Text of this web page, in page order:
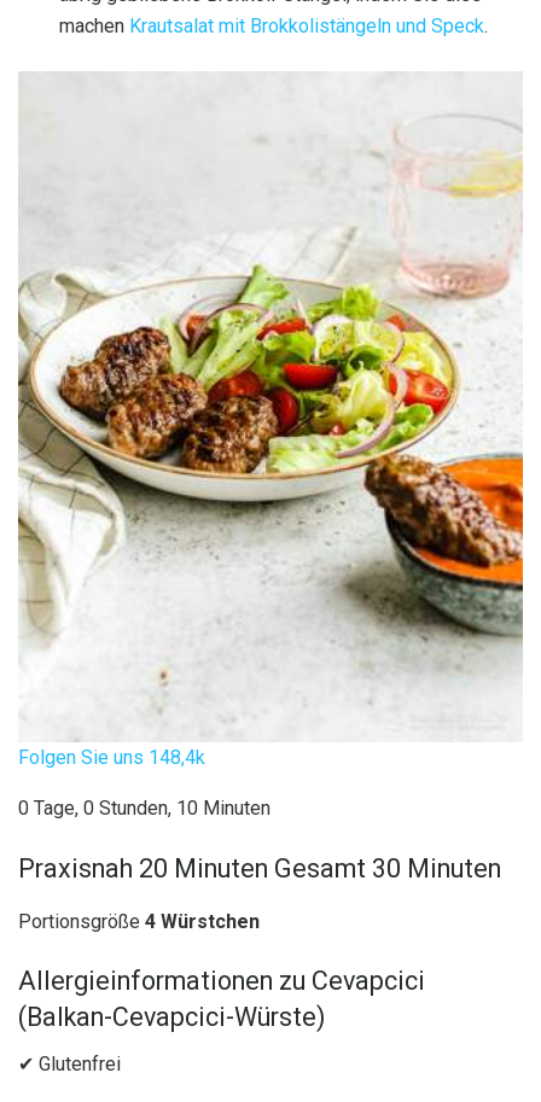
machen Krautsalat mit Brokkolistängeln und Speck.
Folgen Sie uns 148,4k
0 Tage, 0 Stunden, 10 Minuten
Praxisnah 20 Minuten Gesamt 30 Minuten
Portionsgröße 4 Würstchen
Allergieinformationen zu Cevapcici
(Balkan-Cevapcici-Würste)
✔ Glutenfrei